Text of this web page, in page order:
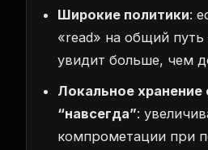
Широкие политики:
«read» на общий
увидит больше, чем
Локальное хранение
“навсегда”:
компрометации при